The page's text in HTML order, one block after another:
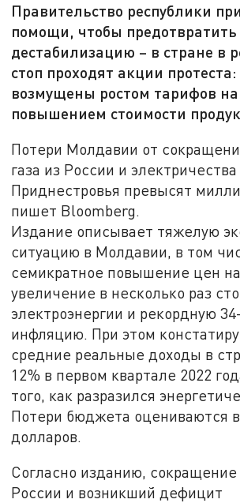
Правительство республики
помощи, чтобы предотвратить
дестабилизацию – в стране в
стоп проходят акции
возмущены ростом тарифов на
повышением стоимости
Потери Молдавии от
газа из России и электричества
Приднестровья превысят
пишет Bloomberg.
Издание описывает тяжелую
ситуацию в Молдавии, в том
семикратное повышение цен на
увеличение в несколько раз
электроэнергии и рекордную
инфляцию. При этом
средние реальные доходы в
12% в первом квартале 2022
того, как разразился
Потери бюджета оцениваются
долларов.
Согласно изданию, сокращение
России и возникший дефицит